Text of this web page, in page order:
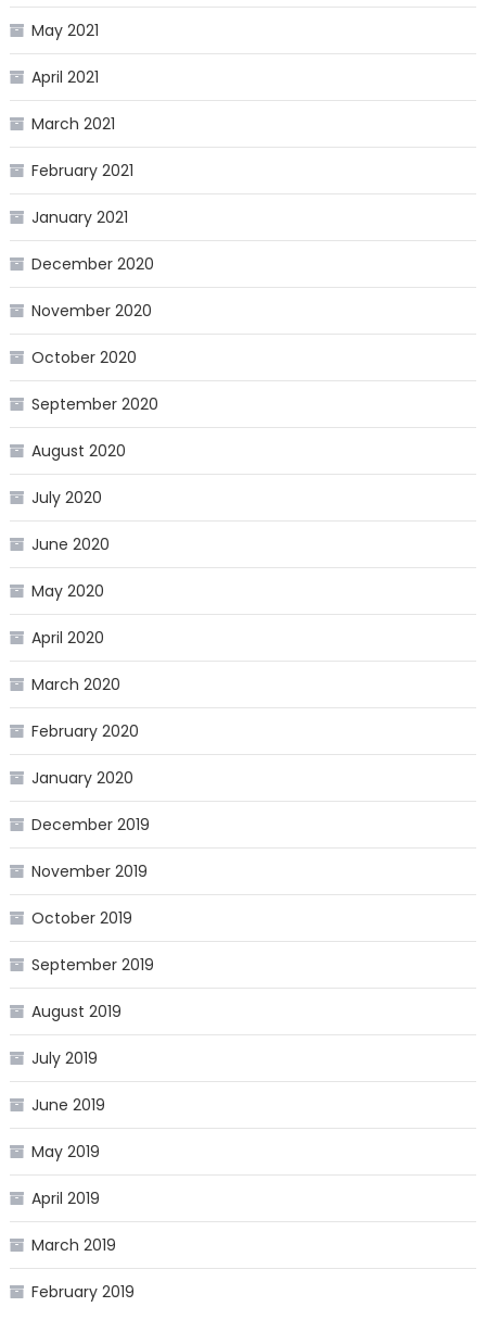
May 2021
April 2021
March 2021
February 2021
January 2021
December 2020
November 2020
October 2020
September 2020
August 2020
July 2020
June 2020
May 2020
April 2020
March 2020
February 2020
January 2020
December 2019
November 2019
October 2019
September 2019
August 2019
July 2019
June 2019
May 2019
April 2019
March 2019
February 2019